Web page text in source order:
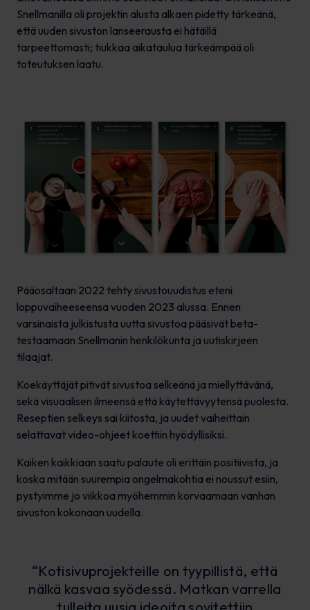
Snellmanilla oli projektin alusta alkaen pidetty tärkeänä,
että uuden sivuston lanseerausta ei hätäillä
tarpeettomasti; tiukkaa aikataulua tärkeämpää oli
toteutuksen laatu.
Pääosaltaan 2022 tehty sivustouudistus eteni
loppuvaiheeseensa vuoden 2023 alussa. Ennen
varsinaista julkistusta uutta sivustoa pääsivät beta-
testaamaan Snellmanin henkilökunta ja uutiskirjeen
tilaajat.
Koekäyttäjät pitivät sivustoa selkeänä ja miellyttävänä,
sekä visuaalisen ilmeensä että käytettävyytensä puolesta.
Reseptien selkeys sai kiitosta, ja uudet vaiheittain
selattavat video-ohjeet koettiin hyödyllisiksi.
Kaiken kaikkiaan saatu palaute oli erittäin positiivista, ja
koska mitään suurempia ongelmakohtia ei noussut esiin,
pystyimme jo viikkoa myöhemmin korvaamaan vanhan
sivuston kokonaan uudella.
“Kotisivuprojekteille on tyypillistä, että
nälkä kasvaa syödessä. Matkan varrella